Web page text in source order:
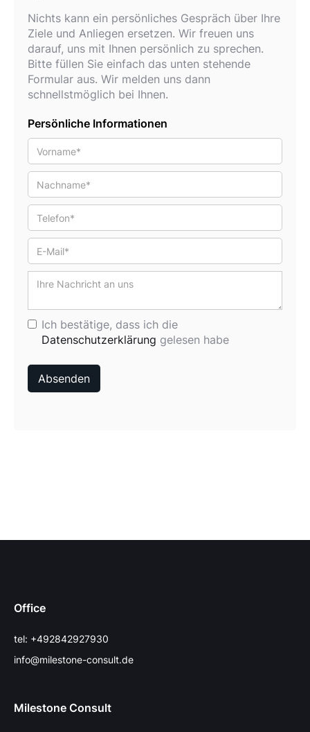
Nichts kann ein persönliches Gespräch über Ihre
Ziele und Anliegen ersetzen. Wir freuen uns
darauf, uns mit Ihnen persönlich zu sprechen.
Bitte füllen Sie einfach das unten stehende
Formular aus. Wir melden uns dann
schnellstmöglich bei Ihnen.
Persönliche Informationen
Ich bestätige, dass ich die
Datenschutzerklärung gelesen habe
Office
tel: +492842927930
info@milestone-consult.de
Milestone Consult